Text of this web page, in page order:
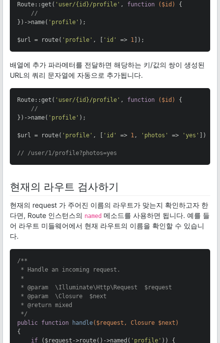
Route::get( 'user/{id}/profile' , function ($id)
{
//
})->name( 'profile' );
$url = route( 'profile' , [ 'id' => 1]);
배열에 추가 파라메터를 전달하면 해당하는 키/값의 쌍이 생성된
URL의 쿼리 문자열에 자동으로 추가됩니다.
Route::get( 'user/{id}/profile' , function ($id)
{
//
})->name( 'profile' );
$url = route( 'profile' , [ 'id' => 1, 'photos' => 'yes' ]);
// /user/1/profile?photos=yes
현재의 라우트 검사하기
현재의 request 가 주어진 이름의 라우트가 맞는지 확인하고자 한
다면, Route 인스턴스의 named 메소드를 사용하면 됩니다. 예를 들
어 라우트 미들웨어에서 현재 라우트의 이름을 확인할 수 있습니
다.
/**
* Handle an incoming request.
*
* @param
  \Illuminate\Http\Request  $request
* @param
  \Closure  $next
* @return mixed
*/
public function handle($request, Closure $next)
{
if ($request->route()->named( 'profile' )) {